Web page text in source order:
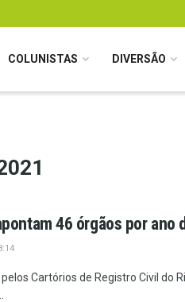
COLUNISTAS DIVERSÃO
46 órgãos por ano
Cartórios de Registro Civil do